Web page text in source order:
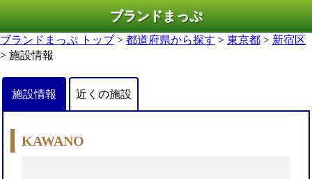
ブランドまっぷ
ブランドまっぷ トップ> 都道府県から探す > 東京都 > 新宿区
> 施設情報
施設情報 近くの施設
KAWANO